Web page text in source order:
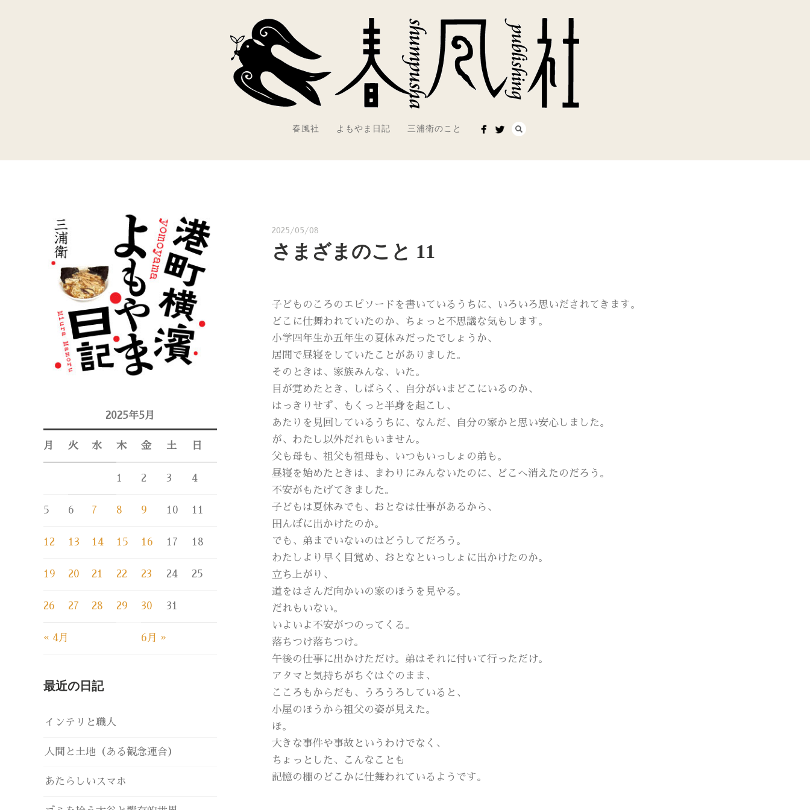
春風社 よもやま日記 三浦衛のこと
2025/05/08
さまざまのこと 11
子どものころのエピソードを書いているうちに、いろいろ思いだされてきます。
どこに仕舞われていたのか、ちょっと不思議な気もします。
小学四年生か五年生の夏休みだったでしょうか、
居間で昼寝をしていたことがありました。
そのときは、家族みんな、いた。
目が覚めたとき、しばらく、自分がいまどこにいるのか、
はっきりせず、もくっと半身を起こし、
あたりを見回しているうちに、なんだ、自分の家かと思い安心しました。
が、わたし以外だれもいません。
父も母も、祖父も祖母も、いつもいっしょの弟も。
昼寝を始めたときは、まわりにみんないたのに、どこへ消えたのだろう。
不安がもたげてきました。
子どもは夏休みでも、おとなは仕事があるから、
田んぼに出かけたのか。
でも、弟までいないのはどうしてだろう。
わたしより早く目覚め、おとなといっしょに出かけたのか。
立ち上がり、
道をはさんだ向かいの家のほうを見やる。
だれもいない。
いよいよ不安がつのってくる。
落ちつけ落ちつけ。
午後の仕事に出かけただけ。弟はそれに付いて行っただけ。
アタマと気持ちがちぐはぐのまま、
こころもからだも、うろうろしていると、
小屋のほうから祖父の姿が見えた。
ほ。
大きな事件や事故というわけでなく、
ちょっとした、こんなことも
記憶の棚のどこかに仕舞われているようです。
2025年5月
月 火 水 木 金 土 日
« 4月 6月 »
1 2 3 4
5 6 7 8 9 10 11
12 13 14 15 16 17 18
19 20 21 22 23 24 25
26 27 28 29 30 31
最近の日記
インテリと職人
人間と土地（ある観念連合）
あたらしいスマホ